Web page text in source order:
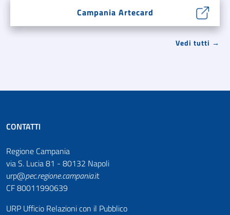
Campania Artecard
Vedi tutti →
CONTATTI
Regione Campania
via S. Lucia 81 - 80132 Napoli
urp@pec.regione.campania.it
CF 80011990639
URP Ufficio Relazioni con il Pubblico